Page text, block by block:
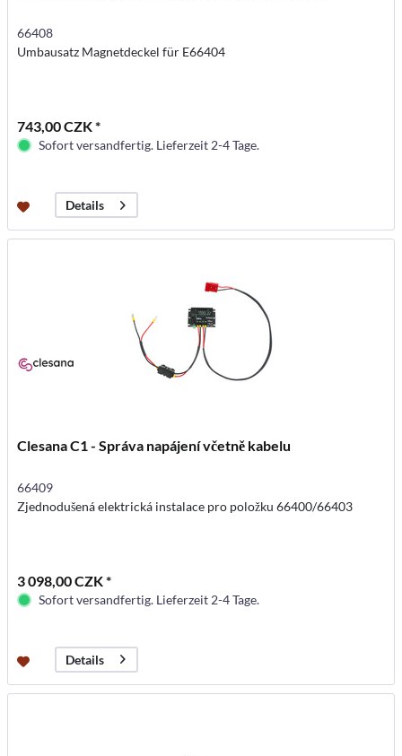
66408
Umbausatz Magnetdeckel für E66404
743,00 CZK *
Sofort versandfertig. Lieferzeit 2-4 Tage.
Details
Clesana C1 - Správa napájení včetně kabelu
66409
Zjednodušená elektrická instalace pro položku 66400/66403
3 098,00 CZK *
Sofort versandfertig. Lieferzeit 2-4 Tage.
Details